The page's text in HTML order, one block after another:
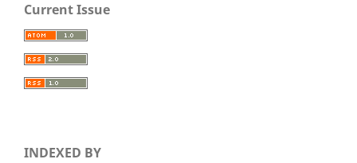
Current Issue
INDEXED BY